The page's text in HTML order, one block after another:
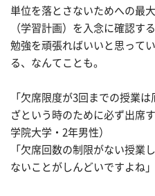
単位を落とさないためへの最
（学習計画）を入念に確認す
勉強を頑張ればいいと思って
る、なんてことも。
「欠席限度が3回までの授業
ざという時のために必ず出席
学院大学・2年男性）
「欠席回数の制限がない授業
ないことがしんどいですよね